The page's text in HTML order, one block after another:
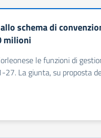
schema di
milioni
le funzioni di
27. La giunta, su proposta